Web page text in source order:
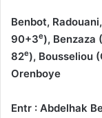
Benbot,
90+3e), Benzaza
82e), Bousseliou
Orenboye
Entr : Abdelhak